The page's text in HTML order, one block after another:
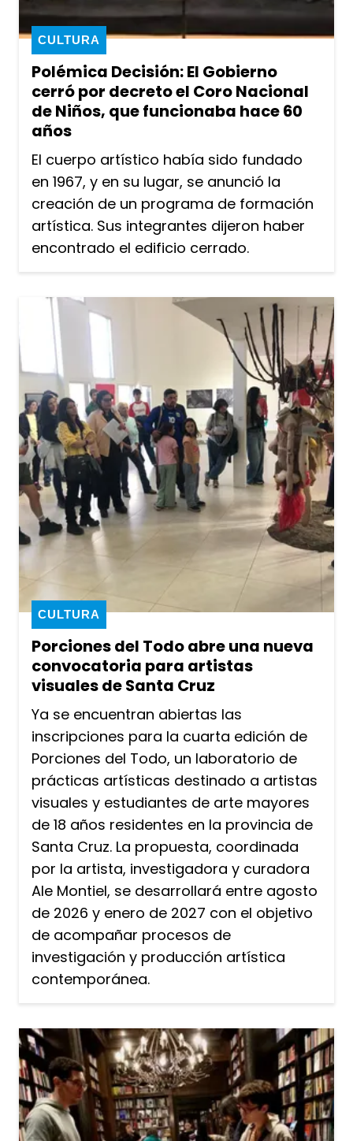
Polémica Decisión: El Gobierno
cerró por decreto el Coro Nacional
de Niños, que funcionaba hace 60
años
CULTURA
El cuerpo artístico había sido fundado
en 1967, y en su lugar, se anunció la
creación de un programa de formación
artística. Sus integrantes dijeron haber
encontrado el edificio cerrado.
Porciones del Todo abre una nueva
convocatoria para artistas
visuales de Santa Cruz
CULTURA
Ya se encuentran abiertas las
inscripciones para la cuarta edición de
Porciones del Todo, un laboratorio de
prácticas artísticas destinado a artistas
visuales y estudiantes de arte mayores
de 18 años residentes en la provincia de
Santa Cruz. La propuesta, coordinada
por la artista, investigadora y curadora
Ale Montiel, se desarrollará entre agosto
de 2026 y enero de 2027 con el objetivo
de acompañar procesos de
investigación y producción artística
contemporánea.